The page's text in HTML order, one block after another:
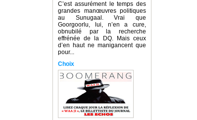
C’est assurément le temps des
grandes manœuvres politiques
au Sunugaal. Vrai que
Goorgoorlu, lui, n’en a cure,
obnubilé par la recherche
effrénée de la DQ. Mais ceux
d’en haut ne manigancent que
pour...
Choix